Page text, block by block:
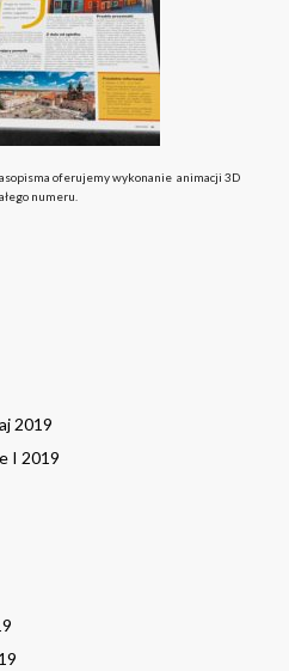
oferujemy wykonanie animacji 3D
numeru.
2019
I 2019